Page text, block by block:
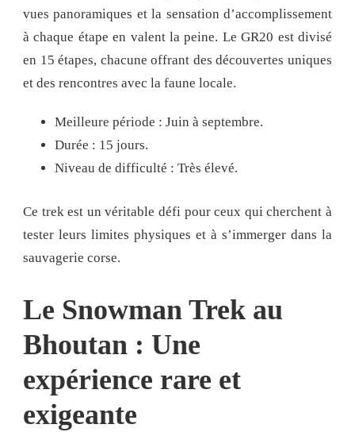
vues panoramiques et la sensation d’accomplissement
à chaque étape en valent la peine. Le GR20 est divisé
en 15 étapes, chacune offrant des découvertes uniques
et des rencontres avec la faune locale.
Meilleure période : Juin à septembre.
Durée : 15 jours.
Niveau de difficulté : Très élevé.
Ce trek est un véritable défi pour ceux qui cherchent à
tester leurs limites physiques et à s’immerger dans la
sauvagerie corse.
Le Snowman Trek au
Bhoutan : Une
expérience rare et
exigeante